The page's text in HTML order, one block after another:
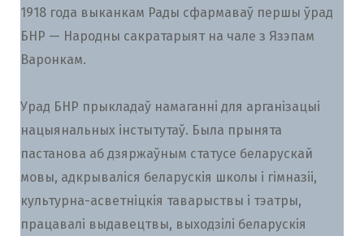
1918 года выканкам Рады сфармаваў першы ўрад
БНР — Народны сакратарыят на чале з Язэпам
Варонкам.
Урад БНР прыкладаў намаганні для арганізацыі
нацыянальных інстытутаў. Была прынята
пастанова аб дзяржаўным статусе беларускай
мовы, адкрываліся беларускія школы і гімназіі,
культурна-асветніцкія таварыствы і тэатры,
працавалі выдавецтвы, выходзілі беларускія